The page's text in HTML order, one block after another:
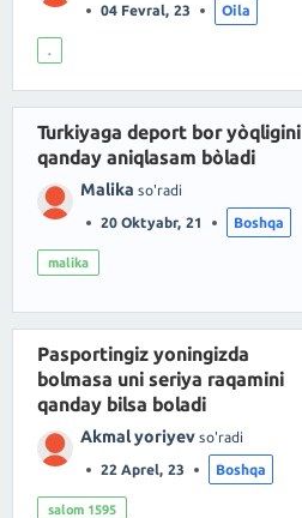
04 Fevral, 23 Oila
.
Turkiyaga deport bor yòqligini
qanday aniqlasam bòladi
Malika so'radi
20 Oktyabr, 21 Boshqa
malika
Pasportingiz yoningizda
bolmasa uni seriya raqamini
qanday bilsa boladi
Akmal yoriyev so'radi
22 Aprel, 23 Boshqa
salom 1595